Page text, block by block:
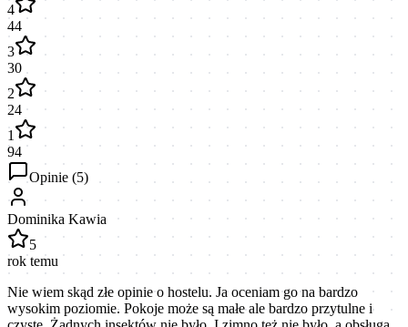
4
44
3
30
2
24
1
94
Opinie (5)
Dominika Kawia
5
rok temu
Nie wiem skąd złe opinie o hostelu. Ja oceniam go na bardzo
wysokim poziomie. Pokoje może są małe ale bardzo przytulne i